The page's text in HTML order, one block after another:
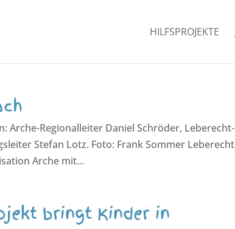
HILFSPROJEKTE
Arche-Regionalleiter Daniel Schröder, Leberecht-
Stefan Lotz. Foto: Frank Sommer Leberecht
Arche mit...
bringt Kinder in